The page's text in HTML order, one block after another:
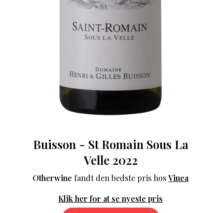
Buisson - St Romain Sous La
Velle 2022
Otherwine fandt den bedste pris hosVinea
Klik her for at se nyeste pris